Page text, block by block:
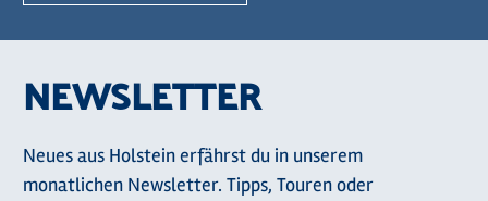
NEWSLETTER
Neues aus Holstein erfährst du in unserem
monatlichen Newsletter. Tipps, Touren oder